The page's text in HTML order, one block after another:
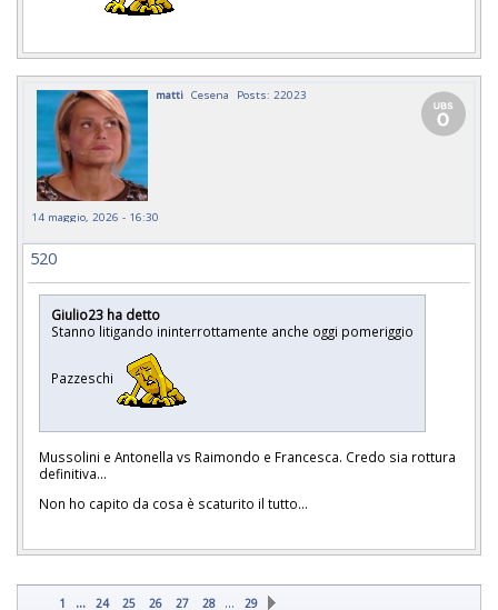
matti Cesena Posts: 22023
14 maggio, 2026 - 16:30
520
Giulio23 ha detto
Stanno litigando ininterrottamente anche oggi pomeriggio
Pazzeschi
Mussolini e Antonella vs Raimondo e Francesca. Credo sia rottura
definitiva...
Non ho capito da cosa è scaturito il tutto...
1 ... 24 25 26 27 28 … 29